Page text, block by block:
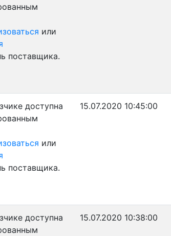
или
поставщика.
доступна
или
поставщика.
15.07.2020 10:45:00
доступна
15.07.2020 10:38:00